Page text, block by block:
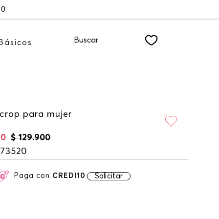
Básicos Buscar
para mujer
$ 129.900
Paga con CREDI10 Solicitar